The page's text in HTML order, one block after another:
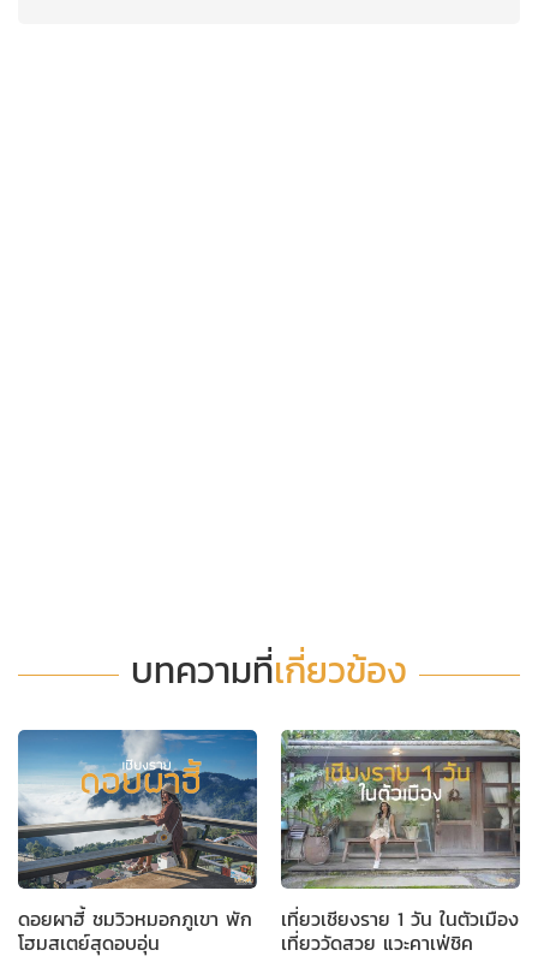
บทความที่เกี่ยวข้อง
ดอยผาฮี้ ชมวิวหมอกภูเขา พัก
โฮมสเตย์สุดอบอุ่น
เที่ยวเชียงราย 1 วัน ในตัวเมือง
เที่ยววัดสวย แวะคาเฟ่ชิค